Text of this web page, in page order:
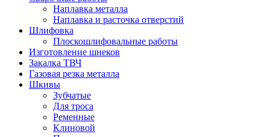
Наплавка металла
Наплавка и расточка отверстий
Шлифовка
Плоскошлифовальные работы
Изготовление шнеков
Закалка ТВЧ
Газовая резка металла
Шкивы
Зубчатые
Для троса
Ременные
Клиновой